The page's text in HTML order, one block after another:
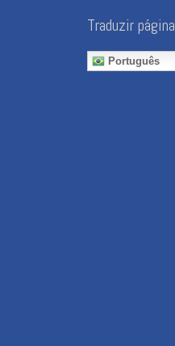
Traduzir página
Português